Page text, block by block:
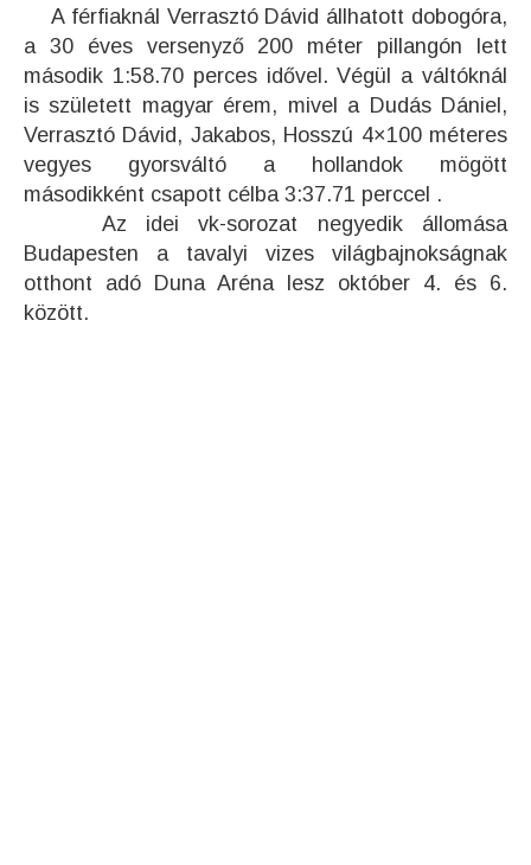
A férfiaknál Verrasztó Dávid állhatott dobogóra,
a 30 éves versenyző 200 méter pillangón lett
második 1:58.70 perces idővel. Végül a váltóknál
is született magyar érem, mivel a Dudás Dániel,
Verrasztó Dávid, Jakabos, Hosszú 4×100 méteres
vegyes gyorsváltó a hollandok mögött
másodikként csapott célba 3:37.71 perccel .
Az idei vk-sorozat negyedik állomása
Budapesten a tavalyi vizes világbajnokságnak
otthont adó Duna Aréna lesz október 4. és 6.
között.